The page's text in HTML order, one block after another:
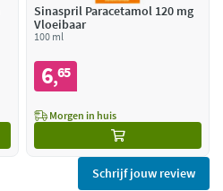
Sinaspril Paracetamol 120 mg
Vloeibaar
100 ml
6,65
Morgen in huis
Schrijf jouw review